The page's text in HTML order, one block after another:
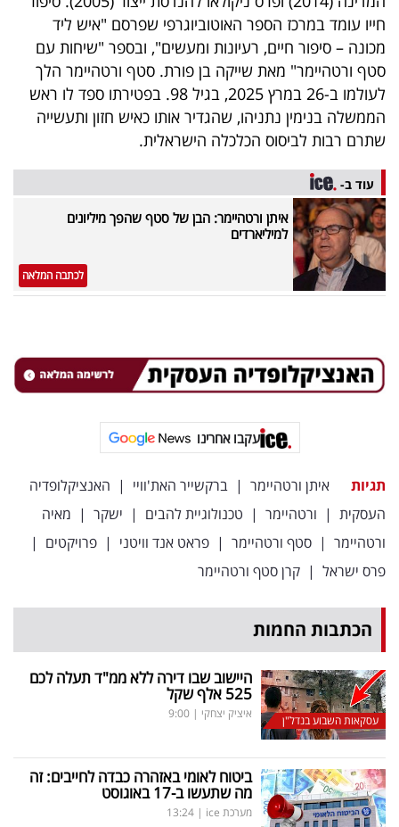
חייו עומד במרכז הספר האוטוביוגרפי שפרסם "איש ליד
מכונה – סיפור חיים, רעיונות ומעשים", ובספר "שיחות עם
סטף ורטהיימר" מאת שייקה בן פורת. סטף ורטהיימר הלך
לעולמו ב-26 במרץ 2025, בגיל 98. בפטירתו ספד לו ראש
הממשלה בנימין נתניהו, שהגדיר אותו כאיש חזון ותעשייה
שתרם רבות לביסוס הכלכלה הישראלית.
עוד ב-
איתן ורטהיימר: הבן של סטף שהפך מיליונים
למיליארדים
לכתבה המלאה
עקבו אחרינו
תגיות איתן ורטהיימר | ברקשייר האת'וויי | האנציקלופדיה
העסקית | ורטהיימר | טכנולוגיית להבים | ישקר | מאיה
ורטהיימר | סטף ורטהיימר | פראט אנד וויטני | פרויקטים |
פרס ישראל | קרן סטף ורטהיימר
הכתבות החמות
עסקאות השבוע בנדל"ן
היישוב שבו דירה ללא ממ"ד תעלה לכם
525 אלף שקל
איציק יצחקי |
9:00
ביטוח לאומי באזהרה כבדה לחייבים: זה
מה שתעשו ב-17 באוגוסט
מערכת ice |
13:24